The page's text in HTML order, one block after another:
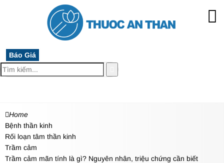
Báo Giá
Home
Bệnh thần kinh
Rối loạn tâm thần kinh
Trầm cảm
Trầm cảm mãn tính là gì? Nguyên nhân, triệu chứng cần biết